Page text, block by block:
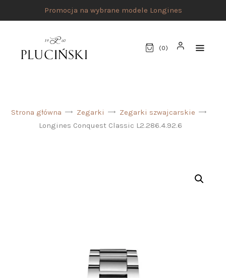
Promocja na wybrane modele Longines
(0)
UMÓW SPOTKANIE
Strona główna Zegarki
Zegarki szwajcarskie
Longines Conquest Classic L2.286.4.92.6